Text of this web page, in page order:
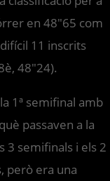
en 48″65 com
11 inscrits
48″24).
1ª semifinal amb
passaven a la
3 semifinals i els 2
però era una